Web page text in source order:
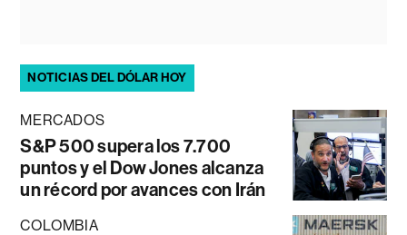
NOTICIAS DEL DÓLAR HOY
MERCADOS
S&P 500 supera los 7.700
puntos y el Dow Jones alcanza
un récord por avances con Irán
COLOMBIA